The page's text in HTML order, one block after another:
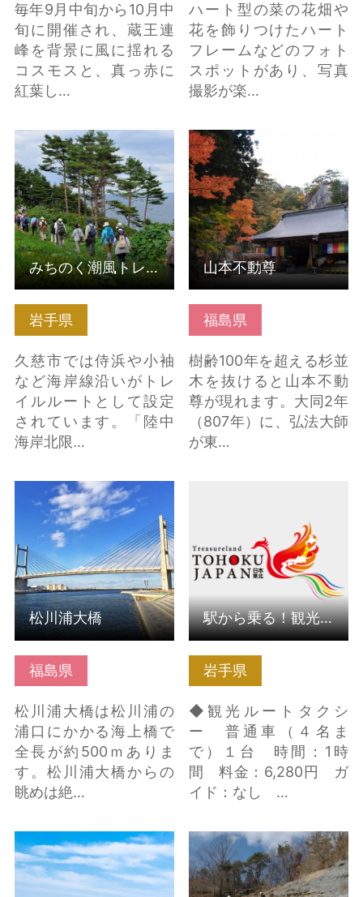
毎年9月中旬から10月中
旬に開催され、蔵王連
峰を背景に風に揺れる
コスモスと、真っ赤に
紅葉し…
ハート型の菜の花畑や
花を飾りつけたハート
フレームなどのフォト
スポットがあり、写真
撮影が楽…
岩手県
久慈市では侍浜や小袖
など海岸線沿いがトレ
イルルートとして設定
されています。「陸中
海岸北限…
みちのく潮風トレイ
ル 久慈市区間 の詳細
はこちら
みちのく潮風トレイル 久慈市区間
福島県
樹齢100年を超える杉並
木を抜けると山本不動
尊が現れます。大同2年
（807年）に、弘法大師
が東…
山本不動尊 の詳細はこ
ちら
山本不動尊
福島県
松川浦大橋は松川浦の
浦口にかかる海上橋で
全長が約500ｍありま
す。松川浦大橋からの
眺めは絶…
松川浦大橋 の詳細はこ
ちら
松川浦大橋
岩手県
◆観光ルートタクシ
ー 普通車（４名ま
で）１台 時間：1時
間 料金：6,280円 ガ
イド：なし …
駅から乗る！観光タクシー
亘理町B&G海洋センタ
ー艇庫 の詳細はこちら
いわき市アンモナイト
センター の詳細はこち
ら